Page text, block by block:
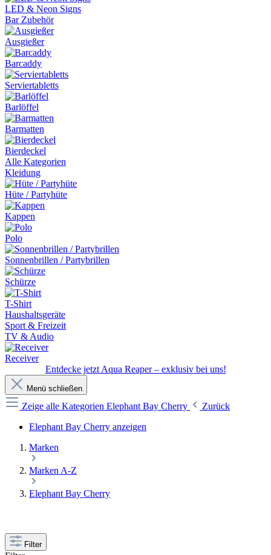
LED & Neon Signs
Bar Zubehör
Ausgießer
Barcaddy
Serviertabletts
Barlöffel
Barmatten
Bierdeckel
Alle Kategorien
Kleidung
Hüte / Partyhüte
Kappen
Polo
Sonnenbrillen / Partybrillen
Schürze
T-Shirt
Haushaltsgeräte
Sport & Freizeit
TV & Audio
Receiver
Entdecke jetzt Aqua Reaper – exklusiv bei uns!
Menü schließen
Zeige alle Kategorien Elephant Bay Cherry
Zurück
Elephant Bay Cherry anzeigen
Marken
Marken A-Z
Elephant Bay Cherry
Filter